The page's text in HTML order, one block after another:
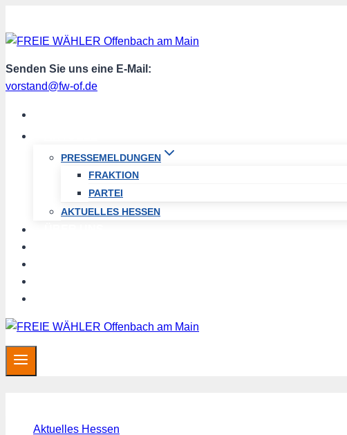
Inhalt
springen
Senden Sie uns eine E-Mail:
vorstand@fw-of.de
PRESSEMELDUNGEN
FRAKTION
PARTEI
AKTUELLES HESSEN
Aktuelles Hessen